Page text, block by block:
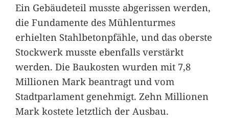
Ein Gebäudeteil musste abgerissen werden,
die Fundamente des Mühlenturmes
erhielten Stahlbetonpfähle, und das oberste
Stockwerk musste ebenfalls verstärkt
werden. Die Baukosten wurden mit 7,8
Millionen Mark beantragt und vom
Stadtparlament genehmigt. Zehn Millionen
Mark kostete letztlich der Ausbau.